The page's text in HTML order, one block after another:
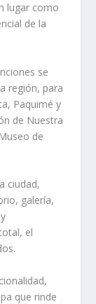
lugar como
de la
se
región, para
Paquimé y
de Nuestra
de
ciudad,
galería,
el
que rinde